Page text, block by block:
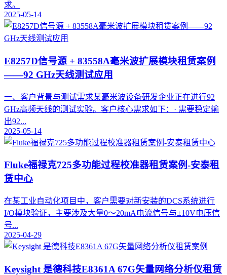
求。
2025-05-14
E8257D信号源 + 83558A毫米波扩展模块租赁案例
——92 GHz天线测试应用
一、客户背景与测试需求某毫米波设备研发企业正在进行92
GHz高频天线的测试实验。客户核心需求如下：· 需要稳定输
出92...
2025-05-14
Fluke福禄克725多功能过程校准器租赁案例-安泰租
赁中心
在某工业自动化项目中，客户需要对新安装的DCS系统进行
I/O模块验证，主要涉及大量0～20mA电流信号与±10V电压信
号...
2025-04-29
Keysight 是德科技E8361A 67G矢量网络分析仪租赁